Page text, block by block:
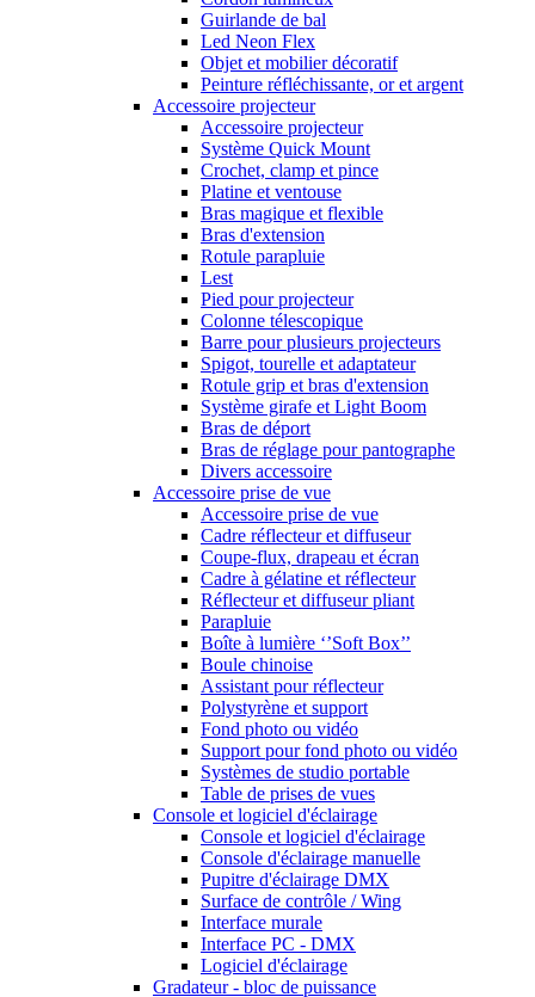
Guirlande de bal
Led Neon Flex
Objet et mobilier décoratif
Peinture réfléchissante, or et argent
Accessoire projecteur
Accessoire projecteur
Système Quick Mount
Crochet, clamp et pince
Platine et ventouse
Bras magique et flexible
Bras d'extension
Rotule parapluie
Lest
Pied pour projecteur
Colonne télescopique
Barre pour plusieurs projecteurs
Spigot, tourelle et adaptateur
Rotule grip et bras d'extension
Système girafe et Light Boom
Bras de déport
Bras de réglage pour pantographe
Divers accessoire
Accessoire prise de vue
Accessoire prise de vue
Cadre réflecteur et diffuseur
Coupe-flux, drapeau et écran
Cadre à gélatine et réflecteur
Réflecteur et diffuseur pliant
Parapluie
Boîte à lumière ‘’Soft Box’’
Boule chinoise
Assistant pour réflecteur
Polystyrène et support
Fond photo ou vidéo
Support pour fond photo ou vidéo
Systèmes de studio portable
Table de prises de vues
Console et logiciel d'éclairage
Console et logiciel d'éclairage
Console d'éclairage manuelle
Pupitre d'éclairage DMX
Surface de contrôle / Wing
Interface murale
Interface PC - DMX
Logiciel d'éclairage
Gradateur - bloc de puissance